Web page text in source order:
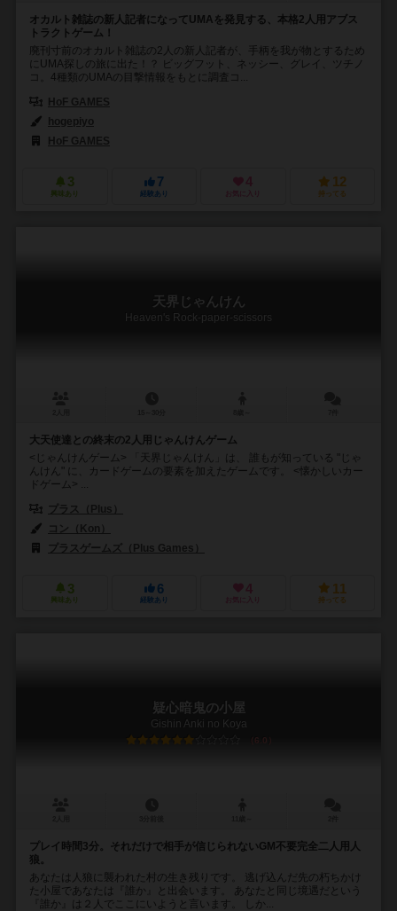
オカルト雑誌の新人記者になってUMAを発見する、本格2人用アブス
トラクトゲーム！
廃刊寸前のオカルト雑誌の2人の新人記者が、手柄を我が物とするため
にUMA探しの旅に出た！？ ビッグフット、ネッシー、グレイ、ツチノ
コ。4種類のUMAの目撃情報をもとに調査コ...
HoF GAMES
hogepiyo
HoF GAMES
3
興味あり
7
経験あり
4
お気に入り
12
持ってる
天界じゃんけん
Heaven's Rock-paper-scissors
大天使達との終末の2人用じゃんけんゲーム
<じゃんけんゲーム> 「天界じゃんけん」は、 誰もが知っている "じゃ
んけん" に、カードゲームの要素を加えたゲームです。 <懐かしいカー
ドゲーム> ...
プラス（Plus）
コン（Kon）
プラスゲームズ（Plus Games）
3
興味あり
6
経験あり
4
お気に入り
11
持ってる
疑心暗鬼の小屋
Gishin Anki no Koya
6.0
プレイ時間3分。それだけで相手が信じられないGM不要完全二人用人
狼。
あなたは人狼に襲われた村の生き残りです。 逃げ込んだ先の朽ちかけ
た小屋であなたは『誰か』と出会います。 あなたと同じ境遇だという
『誰か』は２人でここにいようと言います。 しか...